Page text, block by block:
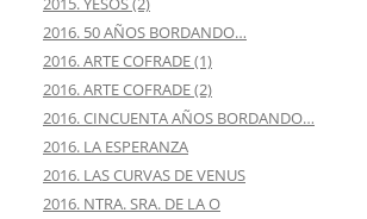
2016. 50 AÑOS BORDANDO…
2016. ARTE COFRADE (1)
2016. ARTE COFRADE (2)
2016. CINCUENTA AÑOS BORDANDO…
2016. LA ESPERANZA
2016. LAS CURVAS DE VENUS
2016. NTRA. SRA. DE LA O